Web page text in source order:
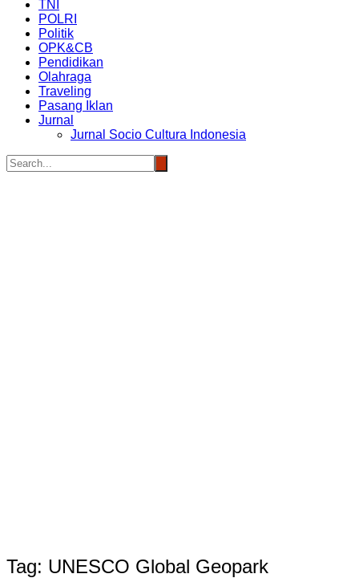
TNI
POLRI
Politik
OPK&CB
Pendidikan
Olahraga
Traveling
Pasang Iklan
Jurnal
Jurnal Socio Cultura Indonesia
Tag: UNESCO Global Geopark